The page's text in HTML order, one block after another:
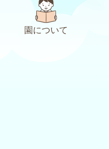
園について